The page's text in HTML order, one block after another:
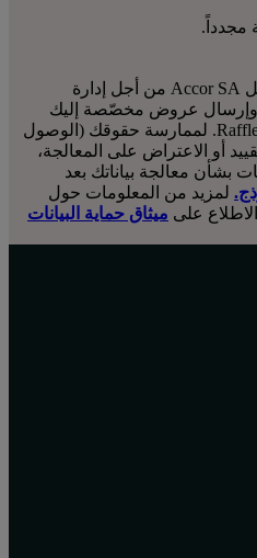
مجدداً.
تُعالَج المعلومات المجمّعة من قِبل Accor SA من أجل إدارة
وإرسال عروض مخصّصة إليك
تتعلق بمنتجات وخدمات علامة Raffles. لممارسة حقوقك (الوصول
أو الاعتراض على المعالجة،
بشأن معالجة بياناتك بعد
لمزيد من المعلومات حول
على ميثاق حماية البيانات